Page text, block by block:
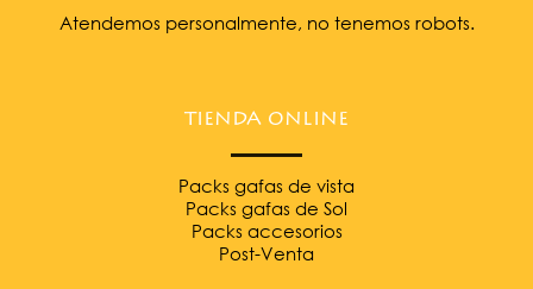
Atendemos personalmente, no tenemos robots.
TIENDA ONLINE
Packs gafas de vista
Packs gafas de Sol
Packs accesorios
Post-Venta